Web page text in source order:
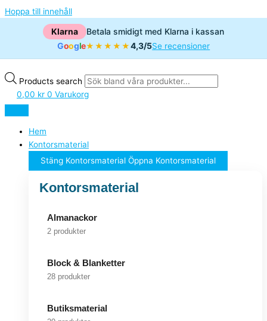
Hoppa till innehåll
Klarna
Betala smidigt med Klarna i kassan
Google★★★★★4,3/5Se recensioner
Products search
0,00 kr 0 Varukorg
Hem
Kontorsmaterial
Stäng Kontorsmaterial Öppna Kontorsmaterial
Kontorsmaterial
Almanackor
2 produkter
Block & Blanketter
28 produkter
Butiksmaterial